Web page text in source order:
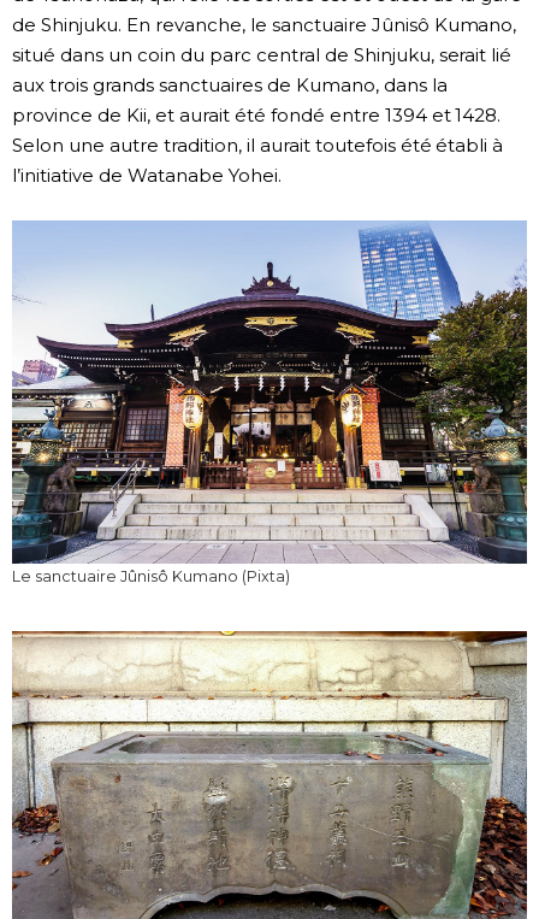
de Shinjuku. En revanche, le sanctuaire Jûnisô Kumano,
situé dans un coin du parc central de Shinjuku, serait lié
aux trois grands sanctuaires de Kumano, dans la
province de Kii, et aurait été fondé entre 1394 et 1428.
Selon une autre tradition, il aurait toutefois été établi à
l’initiative de Watanabe Yohei.
Le sanctuaire Jûnisô Kumano (Pixta)